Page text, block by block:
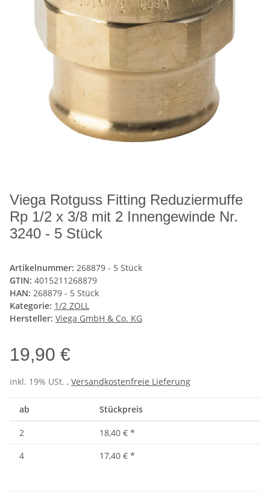
Viega Rotguss Fitting Reduziermuffe
Rp 1/2 x 3/8 mit 2 Innengewinde Nr.
3240 - 5 Stück
Artikelnummer: 268879 - 5 Stück
GTIN: 4015211268879
HAN: 268879 - 5 Stück
Kategorie: 1/2 ZOLL
Hersteller: Viega GmbH & Co. KG
19,90 €
inkl. 19% USt. , Versandkostenfreie Lieferung
ab Stückpreis
2 18,40 € *
4
17,40 € *